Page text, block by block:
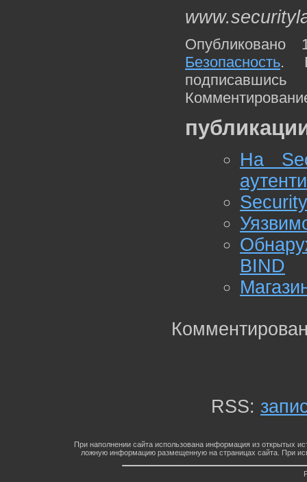
Безопасность.
На
BIND
RSS:
При наполнении сайта использована информация из открытых
ложную информацию размещенную на страницах сайта. При